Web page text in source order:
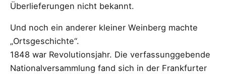
Überlieferungen nicht bekannt.
Und noch ein anderer kleiner Weinberg machte
„Ortsgeschichte“.
1848 war Revolutionsjahr. Die verfassunggebende
Nationalversammlung fand sich in der Frankfurter